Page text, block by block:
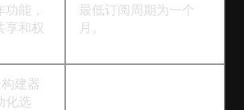
能，
享和权
最低订阅周期为一个
月。
建器
化选